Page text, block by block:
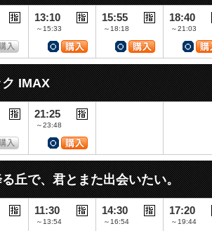
13:10
～15:33
15:55
～18:18
18:40
～21:03
IMAX
21:25
～23:48
丘で、君とまた出会いたい。
11:30
～13:54
14:30
～16:54
17:20
～19:44